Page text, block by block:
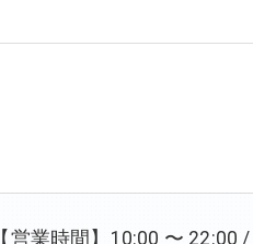
【営業時間】10:00 〜 22:00